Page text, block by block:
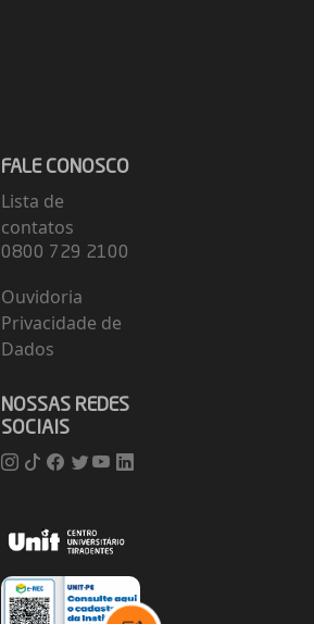
FALE CONOSCO
Lista de
contatos
0800 729 2100
Ouvidoria
Privacidade de
Dados
NOSSAS REDES
SOCIAIS